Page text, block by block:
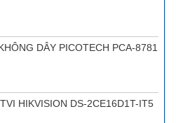
DÂY PICOTECH PCA-8781
HIKVISION DS-2CE16D1T-IT5